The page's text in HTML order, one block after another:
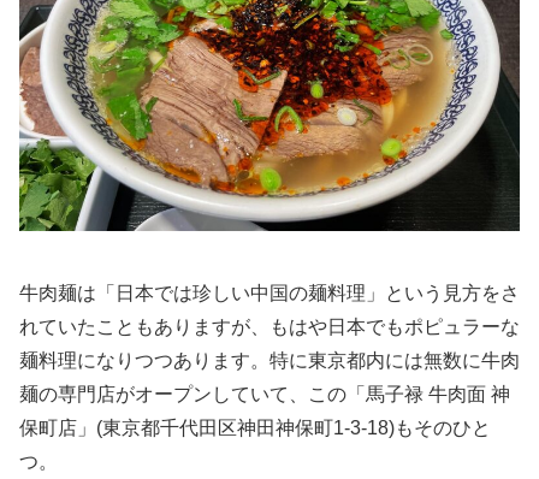
牛肉麺は「日本では珍しい中国の麺料理」という見方をさ
れていたこともありますが、もはや日本でもポピュラーな
麺料理になりつつあります。特に東京都内には無数に牛肉
麺の専門店がオープンしていて、この「馬子禄 牛肉面 神
保町店」(東京都千代田区神田神保町1-3-18)もそのひと
つ。